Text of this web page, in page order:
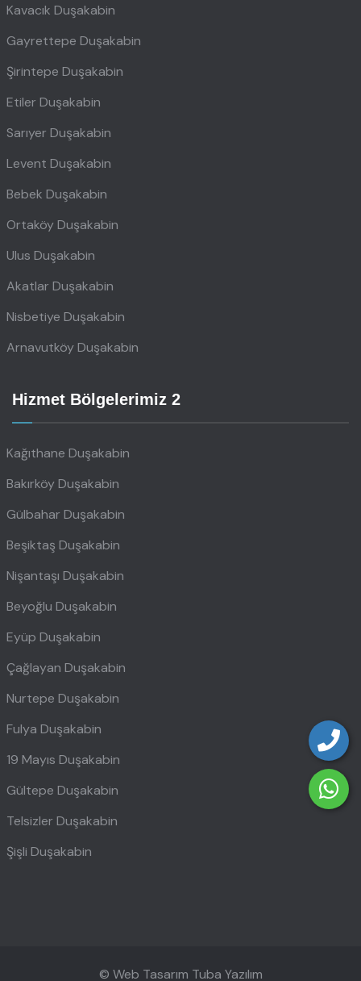
Kavacık Duşakabin
Gayrettepe Duşakabin
Şirintepe Duşakabin
Etiler Duşakabin
Sarıyer Duşakabin
Levent Duşakabin
Bebek Duşakabin
Ortaköy Duşakabin
Ulus Duşakabin
Akatlar Duşakabin
Nisbetiye Duşakabin
Arnavutköy Duşakabin
Hizmet Bölgelerimiz 2
Kağıthane Duşakabin
Bakırköy Duşakabin
Gülbahar Duşakabin
Beşiktaş Duşakabin
Nişantaşı Duşakabin
Beyoğlu Duşakabin
Eyüp Duşakabin
Çağlayan Duşakabin
Nurtepe Duşakabin
Fulya Duşakabin
19 Mayıs Duşakabin
Gültepe Duşakabin
Telsizler Duşakabin
Şişli Duşakabin
© Web Tasarım Tuba Yazılım